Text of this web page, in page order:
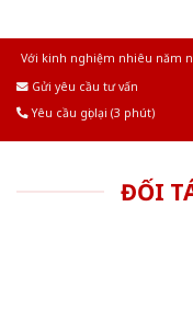
Với kinh nghiệm nhiêu năm
Gửi yêu cầu tư vấn
Yêu cầu gọi lại (3 phút)
ĐỐI